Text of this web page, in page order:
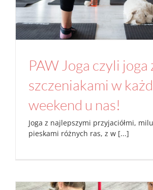
PAW Joga czyli joga
szczeniakami w
weekend u nas!
Joga z najlepszymi przyjaciółmi,
pieskami różnych ras, z w [...]